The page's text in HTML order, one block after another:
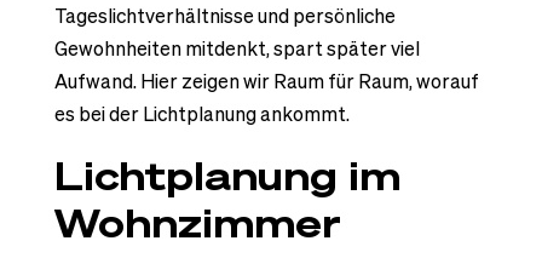
Tageslichtverhältnisse und persönliche
Gewohnheiten mitdenkt, spart später viel
Aufwand. Hier zeigen wir Raum für Raum, worauf
es bei der Lichtplanung ankommt.
Lichtplanung im
Wohnzimmer